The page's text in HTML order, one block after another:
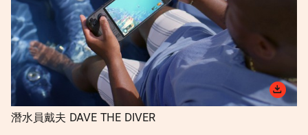
潛水員戴夫 DAVE THE DIVER